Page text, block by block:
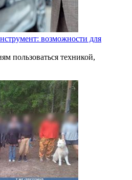
возможности для
пользоваться техникой,